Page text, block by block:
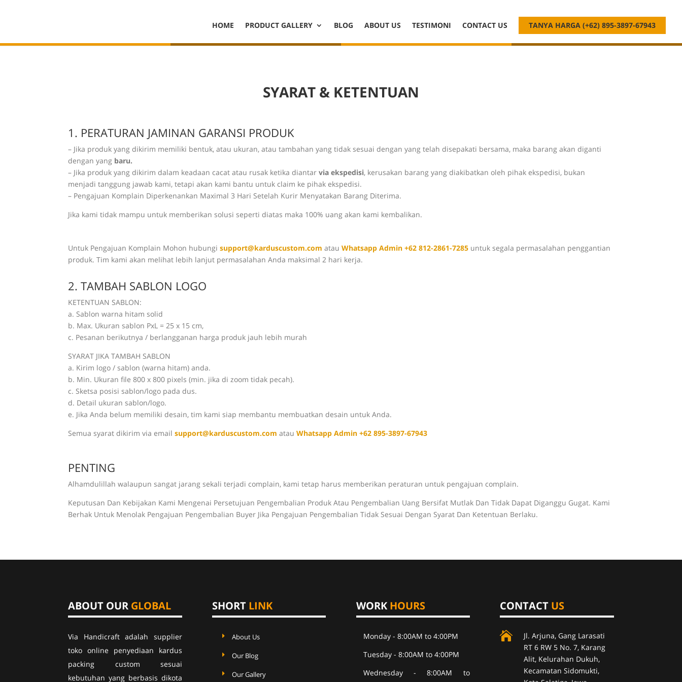
HOME PRODUCT GALLERY BLOG ABOUT US TESTIMONI CONTACT US TANYA HARGA (+62) 895-3897-67943
SYARAT & KETENTUAN
1. PERATURAN JAMINAN GARANSI PRODUK
– Jika produk yang dikirim memiliki bentuk, atau ukuran, atau tambahan yang tidak sesuai dengan yang telah disepakati bersama, maka barang akan diganti
dengan yang baru.
– Jika produk yang dikirim dalam keadaan cacat atau rusak ketika diantarvia ekspedisi, kerusakan barang yang diakibatkan oleh pihak ekspedisi, bukan
menjadi tanggung jawab kami, tetapi akan kami bantu untuk claim ke pihak ekspedisi.
– Pengajuan Komplain Diperkenankan Maximal 3 Hari Setelah Kurir Menyatakan Barang Diterima.
Jika kami tidak mampu untuk memberikan solusi seperti diatas maka 100% uang akan kami kembalikan.
Untuk Pengajuan Komplain Mohon hubungisupport@karduscustom.com atauWhatsapp Admin +62 812-2861-7285 untuk segala permasalahan penggantian
produk. Tim kami akan melihat lebih lanjut permasalahan Anda maksimal 2 hari kerja.
2. TAMBAH SABLON LOGO
KETENTUAN SABLON:
a. Sablon warna hitam solid
b. Max. Ukuran sablon PxL = 25 x 15 cm,
c. Pesanan berikutnya / berlangganan harga produk jauh lebih murah
SYARAT JIKA TAMBAH SABLON
a. Kirim logo / sablon (warna hitam) anda.
b. Min. Ukuran file 800 x 800 pixels (min. jika di zoom tidak pecah).
c. Sketsa posisi sablon/logo pada dus.
d. Detail ukuran sablon/logo.
e. Jika Anda belum memiliki desain, tim kami siap membantu membuatkan desain untuk Anda.
Semua syarat dikirim via emailsupport@karduscustom.com atauWhatsapp Admin +62 895-3897-67943
PENTING
Alhamdulillah walaupun sangat jarang sekali terjadi complain, kami tetap harus memberikan peraturan untuk pengajuan complain.
Keputusan Dan Kebijakan Kami Mengenai Persetujuan Pengembalian Produk Atau Pengembalian Uang Bersifat Mutlak Dan Tidak Dapat Diganggu Gugat. Kami
Berhak Untuk Menolak Pengajuan Pengembalian Buyer Jika Pengajuan Pengembalian Tidak Sesuai Dengan Syarat Dan Ketentuan Berlaku.
ABOUT OUR GLOBAL
Via Handicraft adalah supplier
toko online penyediaan kardus
packing custom sesuai
kebutuhan yang berbasis dikota
SHORT LINK
About Us
Our Blog
Our Gallery
WORK HOURS
Monday - 8:00AM to 4:00PM
Tuesday - 8:00AM to 4:00PM
Wednesday - 8:00AM to
CONTACT US

Jl. Arjuna, Gang Larasati
RT 6 RW 5 No. 7, Karang
Alit, Kelurahan Dukuh,
Kecamatan Sidomukti,